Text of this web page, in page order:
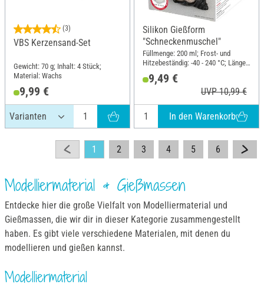
(3)
VBS Kerzensand-Set
Gewicht: 70 g; Inhalt: 4 Stück;
Material: Wachs
9,99 €
Silikon Gießform
"Schneckenmuschel"
Füllmenge: 200 ml; Frost- und
Hitzebeständig: -40 - 240 °C; Länge:
14.8 cm; Breite: 10 cm; Höhe: 6.3
cm; Material: Silikon
9,49 €
UVP 10,99 €
In den Warenkorb
1 2 3 4 5 6
Modelliermaterial & Gießmassen
Entdecke hier die große Vielfalt von Modelliermaterial und
Gießmassen, die wir dir in dieser Kategorie zusammengestellt
haben. Es gibt viele verschiedene Materialen, mit denen du
modellieren und gießen kannst.
Modelliermaterial